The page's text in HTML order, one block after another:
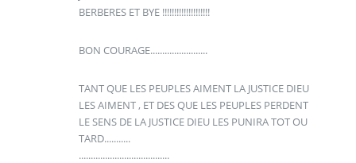
BERBERES ET BYE !!!!!!!!!!!!!!!!!!!!
BON COURAGE........................
TANT QUE LES PEUPLES AIMENT LA JUSTICE DIEU
LES AIMENT , ET DES QUE LES PEUPLES PERDENT
LE SENS DE LA JUSTICE DIEU LES PUNIRA TOT OU
TARD...........
......................................